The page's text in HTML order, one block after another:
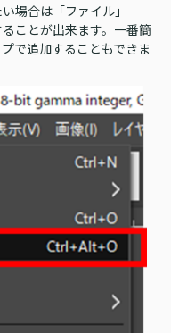
場合は「ファイル」
ことが出来ます。一番簡
で追加することもできま